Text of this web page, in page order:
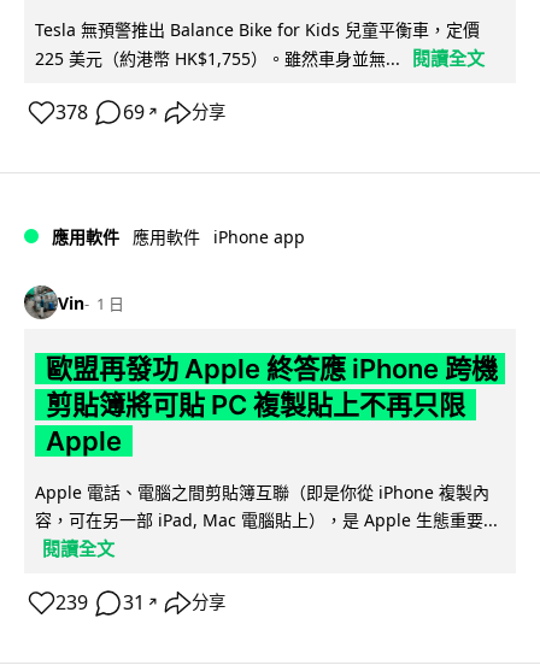
Tesla 無預警推出 Balance Bike for Kids 兒童平衡車，定價
225 美元（約港幣 HK$1,755）。雖然車身並無...
閱讀全文
378 69 ↗ 分享
應用軟件 應用軟件 iPhone app
Vin 1 日
歐盟再發功 Apple 終答應 iPhone 跨機
剪貼簿將可貼 PC 複製貼上不再只限
Apple
Apple 電話、電腦之間剪貼簿互聯（即是你從 iPhone 複製內
容，可在另一部 iPad, Mac 電腦貼上），是 Apple 生態重要...
閱讀全文
239 31 ↗ 分享